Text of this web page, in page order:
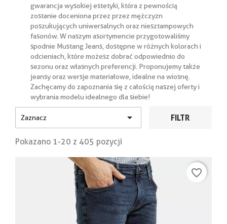
gwarancja wysokiej estetyki, która z pewnością
zostanie doceniona przez przez mężczyzn
poszukujących uniwersalnych oraz niesztampowych
fasonów. W naszym asortymencie przygotowaliśmy
spodnie Mustang Jeans, dostępne w różnych kolorach i
odcieniach, które możesz dobrać odpowiednio do
sezonu oraz własnych preferencji. Proponujemy także
jeansy oraz wersje materiałowe, idealne na wiosnę.
Zachęcamy do zapoznania się z całością naszej oferty i
wybrania modelu idealnego dla siebie!
Zaznacz  FILTR
Pokazano 1-20 z 405 pozycji
favorite_border